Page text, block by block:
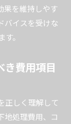
果を維持しやす
バイスを受けな
。
き費用項目
正しく理解して
地処理費用、コ